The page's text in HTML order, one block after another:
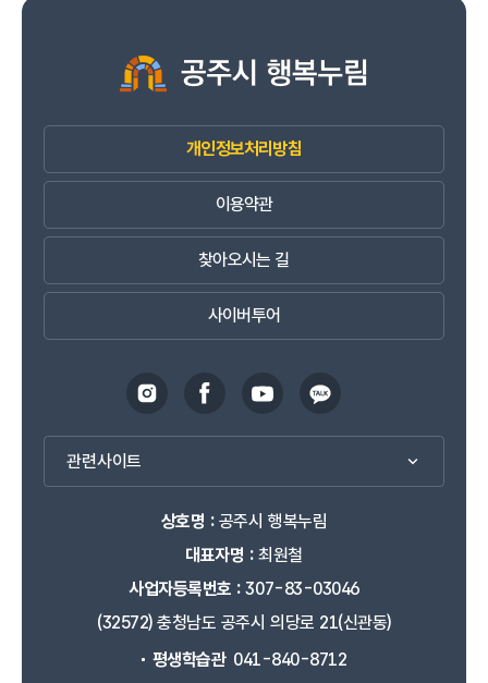
개인정보처리방침
이용약관
찾아오시는 길
사이버투어
관련사이트
상호명 :공주시 행복누림
대표자명 :최원철
사업자등록번호 :307-83-03046
(32572) 충청남도 공주시 의당로 21(신관동)
평생학습관 041-840-8712